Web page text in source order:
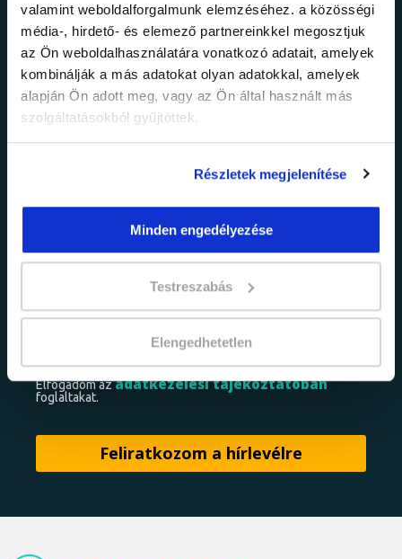
valamint weboldalforgalmunk elemzéséhez. a közösségi
média-, hirdető- és elemező partnereinkkel megosztjuk
az Ön weboldalhasználatára vonatkozó adatait, amelyek
kombinálják a más adatokat olyan adatokkal, amelyek
alapján Ön adott meg, vagy az Ön által használt más
szolgáltatásokból gyűjtöttek.
Részletek megjelenítése
Minden engedélyezése
Testreszabás
Elengedhetetlen
Ne maradj le a
legfrissebb
információkról!
Értesülj elsőként legújabb tanfolyamainkról,
legfrissebb híreinkről és időszakos
promócióinkról.
Elfogadom azadatkezelési tájékoztatóban
foglaltakat.